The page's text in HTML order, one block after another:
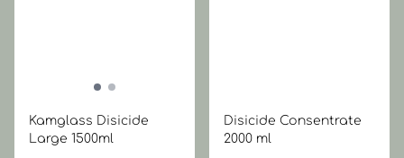
Kamglass Disicide
Large 1500ml
Disicide Consentrate
2000 ml